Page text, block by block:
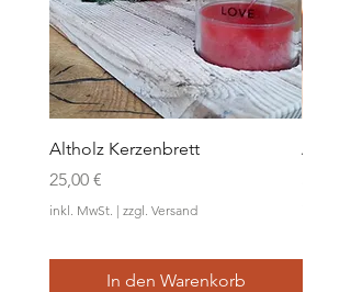
Altholz Kerzenbrett
Preis
25,00 €
inkl. MwSt. | zzgl. Versand
In den Warenkorb